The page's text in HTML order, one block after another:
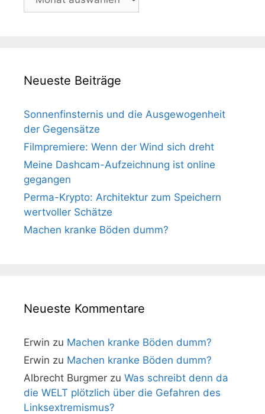
Neueste Beiträge
Sonnenfinsternis und die Ausgewogenheit
der Gegensätze
Filmpremiere: Wenn der Wind sich dreht
Meine Dashcam-Aufzeichnung ist online
gegangen
Perma-Krypto: Architektur zum Speichern
wertvoller Schätze
Machen kranke Böden dumm?
Neueste Kommentare
Erwin zu Machen kranke Böden dumm?
Erwin zu Machen kranke Böden dumm?
Albrecht Burgmer zu Was schreibt denn da
die WELT plötzlich über die Gefahren des
Linksextremismus?